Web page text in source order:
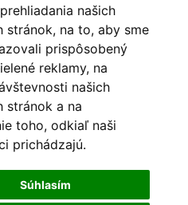
našich
stránok, na to, aby sme
prispôsobený
reklamy, na
našich
stránok a na
toho, odkiaľ naši
prichádzajú.
Súhlasím
zaoberajúca sa dovozom a
dizajnového aj štýlového
dekorácií.
Loděnice u Berouna
Závažná Poruba